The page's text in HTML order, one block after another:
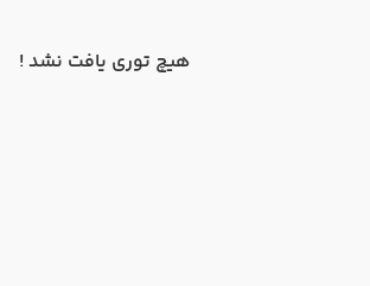
هیچ توری یافت نشد !